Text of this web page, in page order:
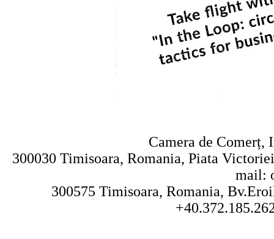
Camera de
300030 Timisoara, Romania, Piata
mail:
300575 Timisoara, Romania,